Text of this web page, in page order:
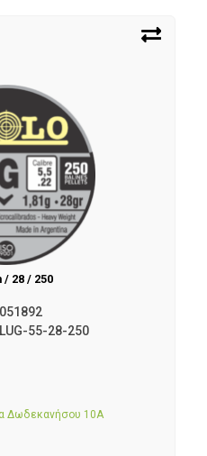
/ 28 / 250
55-28-250
Δωδεκανήσου 10Α